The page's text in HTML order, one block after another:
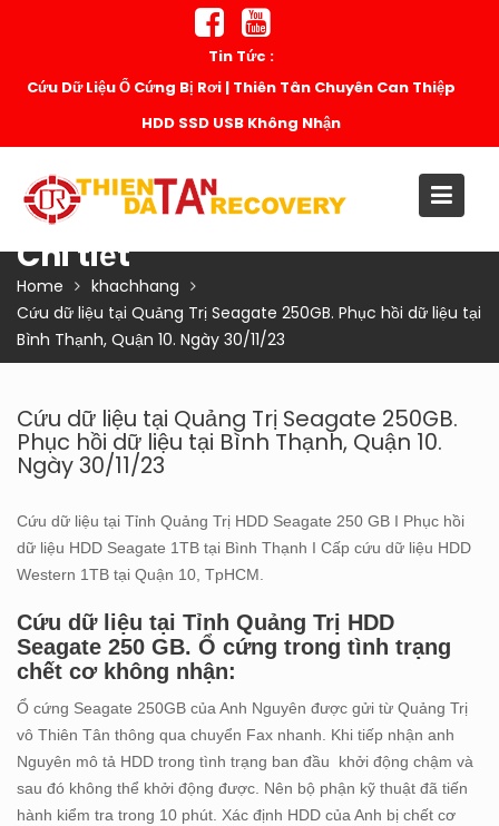
Tin Tức :
Cứu Dữ Liệu Ổ Cứng Bị Rơi | Thiên Tân Chuyên Can Thiệp
HDD SSD USB Không Nhận
Chi tiết
Home
khachhang
Cứu dữ liệu tại Quảng Trị Seagate 250GB. Phục hồi dữ liệu tại
Bình Thạnh, Quận 10. Ngày 30/11/23
Cứu dữ liệu tại Quảng Trị Seagate 250GB.
Phục hồi dữ liệu tại Bình Thạnh, Quận 10.
Ngày 30/11/23
Cứu dữ liệu tại Tỉnh Quảng Trị HDD Seagate 250 GB I Phục hồi
dữ liệu HDD Seagate 1TB tại Bình Thạnh I Cấp cứu dữ liệu HDD
Western 1TB tại Quận 10, TpHCM.
Cứu dữ liệu tại Tỉnh Quảng Trị HDD
Seagate 250 GB. Ổ cứng trong tình trạng
chết cơ không nhận:
Ổ cứng Seagate 250GB của Anh Nguyên được gửi từ Quảng Trị
vô Thiên Tân thông qua chuyển Fax nhanh. Khi tiếp nhận anh
Nguyên mô tả HDD trong tình trạng ban đầu khởi động chậm và
sau đó không thể khởi động được. Nên bộ phận kỹ thuật đã tiến
hành kiểm tra trong 10 phút. Xác định HDD của Anh bị chết cơ